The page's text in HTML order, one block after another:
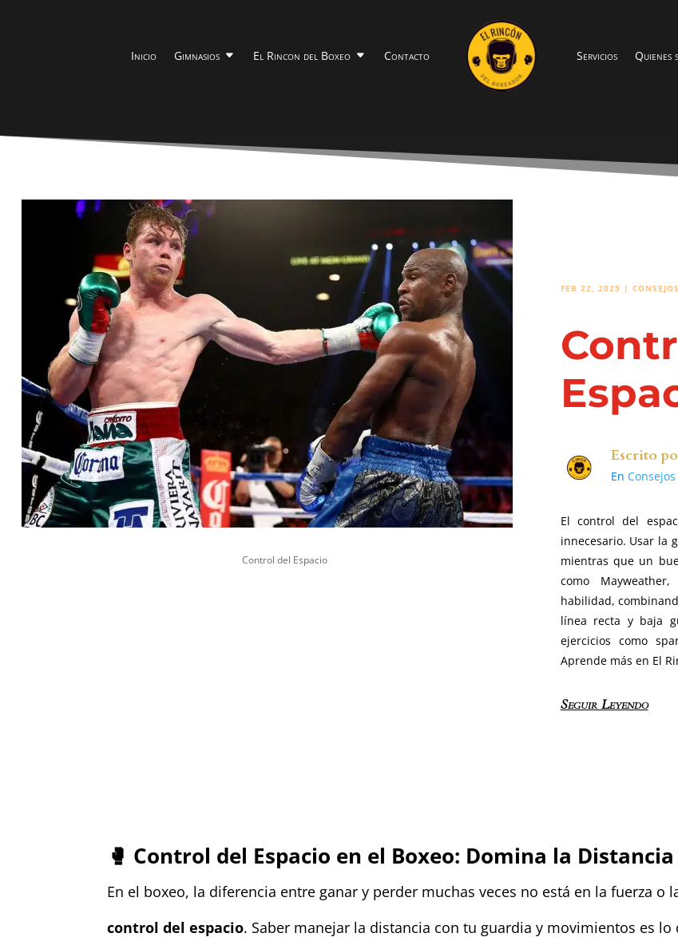
Inicio Gimnasios El Rincon del Boxeo Contacto Servicios Quienes
Control del Espacio
FEB 22, 2025 |
Escrito
En
El control del
innecesario. Usar la
mientras que un
como
habilidad,
línea recta y baja
ejercicios como
Aprende más en El
Seguir Leyendo
🥊 Control del Espacio en el Boxeo: Domina la
En el boxeo, la diferencia entre ganar y perder muchas veces no está en la fuerza
control del espacio. Saber manejar la distancia con tu guardia y movimientos es